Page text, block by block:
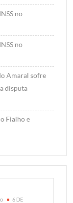
no
no
Amaral sofre
disputa
Fialho e
6 DE